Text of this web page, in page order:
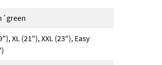
XL (21"), XXL (23"), Easy